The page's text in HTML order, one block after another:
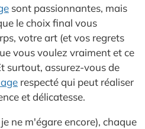
sont passionnantes, mais
le choix final vous
votre art (et vos regrets
vous voulez vraiment et ce
surtout, assurez-vous de
respecté qui peut réaliser
et délicatesse.
ne m'égare encore), chaque